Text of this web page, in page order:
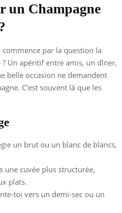
un Champagne
par la question la
Un apéritif entre amis, un dîner,
belle occasion ne demandent
C’est souvent là que les
un brut ou un blanc de blancs,
une cuvée plus structurée,
plats.
toi vers un demi-sec ou un